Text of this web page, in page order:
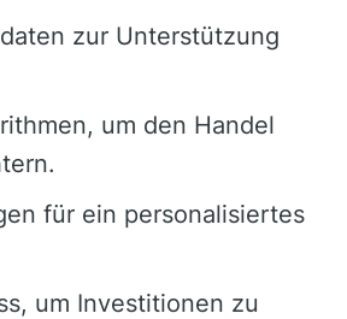
zur Unterstützung
um den Handel
für ein personalisiertes
um Investitionen zu